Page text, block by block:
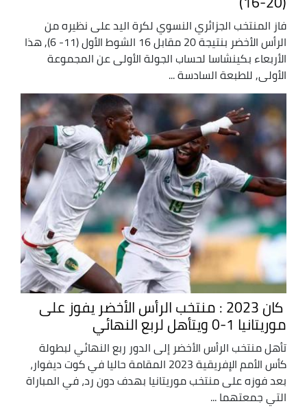
فاز المنتخب الجزائري النسوي لكرة اليد على نظيره من
الرأس الأخضر بنتيجة 20 مقابل 16 الشوط الأول (11- 6), هذا
الأربعاء بكينشاسا لحساب الجولة الأولى عن المجموعة
الأولى, للطبعة السادسة ...
كان 2023 : منتخب الرأس الأخضر يفوز على
موريتانيا 1-0 ويتأهل لربع النهائي
تأهل منتخب الرأس الأخضر إلى الدور ربع النهائي لبطولة
كأس الأمم الإفريقية 2023 المقامة حاليا في كوت ديفوار،
بعد فوزه على منتخب موريتانيا بهدف دون رد، في المباراة
التي جمعتهما ...